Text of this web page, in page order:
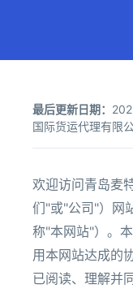
最后更新日期：
国际货运代理有限
欢迎访问青岛麦
们"或"公司"）网
称"本网站"）。
用本网站达成的
已阅读、理解并